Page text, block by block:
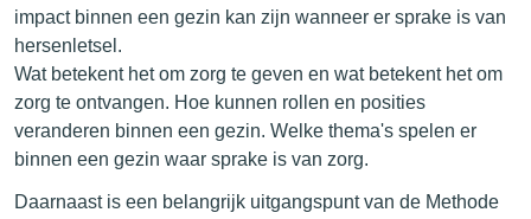
impact binnen een gezin kan zijn wanneer er sprake is van
hersenletsel.
Wat betekent het om zorg te geven en wat betekent het om
zorg te ontvangen. Hoe kunnen rollen en posities
veranderen binnen een gezin. Welke thema's spelen er
binnen een gezin waar sprake is van zorg.
Daarnaast is een belangrijk uitgangspunt van de Methode